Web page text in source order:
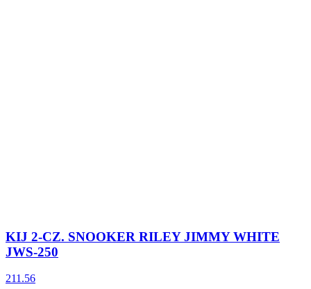
KIJ 2-CZ. SNOOKER RILEY JIMMY WHITE
JWS-250
211.56